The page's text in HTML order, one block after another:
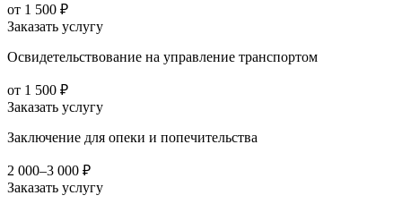
от 1 500 ₽
Заказать услугу
Освидетельствование на управление транспортом
от 1 500 ₽
Заказать услугу
Заключение для опеки и попечительства
2 000–3 000 ₽
Заказать услугу